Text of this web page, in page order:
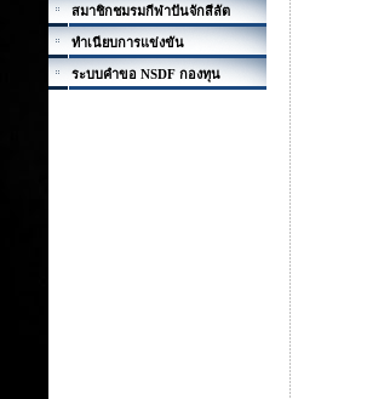
สมาชิกชมรมกีฬาปันจักสีลัต
ทำเนียบการแข่งขัน
ระบบคำขอ NSDF กองทุน